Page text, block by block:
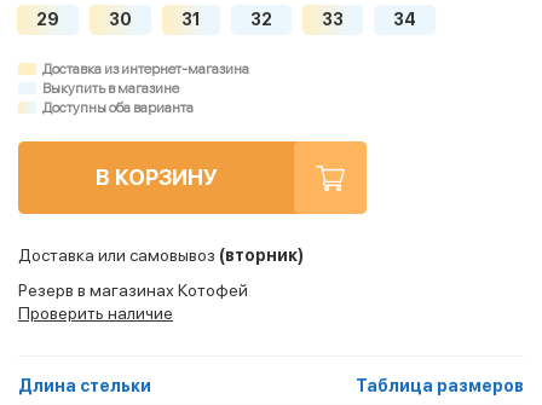
29 30 31 32 33 34
Доставка из интернет-магазина
Выкупить в магазине
Доступны оба варианта
В КОРЗИНУ
Доставка или самовывоз (вторник)
Резерв в магазинах Котофей
Проверить наличие
Длина стельки Таблица размеров